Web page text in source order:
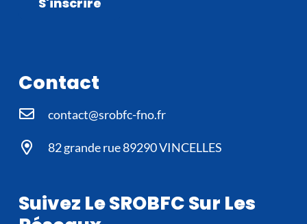
Contact
contact@srobfc-fno.fr
82 grande rue 89290 VINCELLES
Suivez Le SROBFC Sur Les